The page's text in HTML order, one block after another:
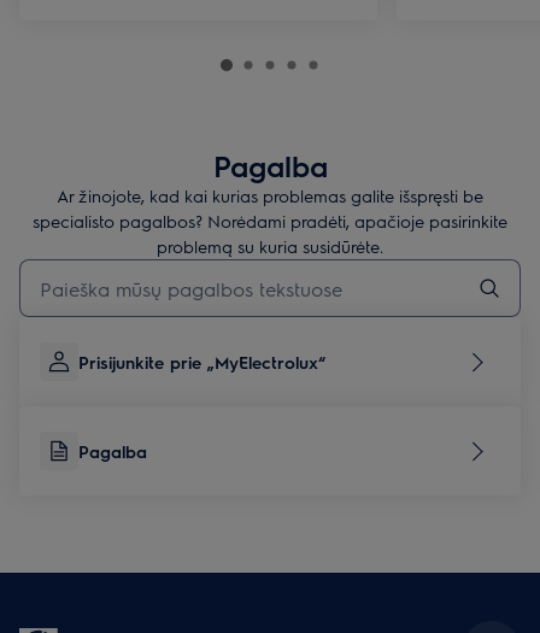
Pagalba
Ar žinojote, kad kai kurias problemas galite išspręsti be
specialisto pagalbos? Norėdami pradėti, apačioje pasirinkite
problemą su kuria susidūrėte.
Įveskite tekstą, jei norite ieškoti pagalbinių straipsnių
Prisijunkite prie „MyElectrolux“
Pagalba